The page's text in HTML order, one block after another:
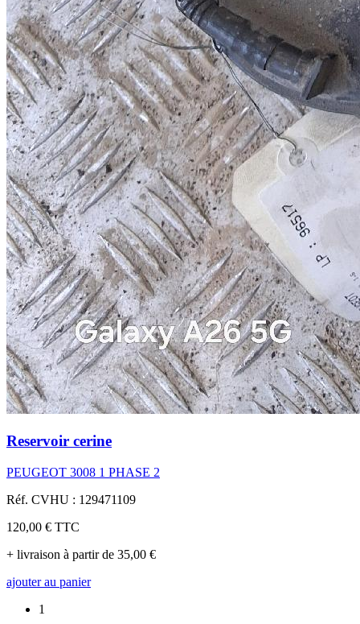
Reservoir cerine
PEUGEOT 3008 1 PHASE 2
Réf. CVHU : 129471109
120,00 € TTC
+ livraison à partir de 35,00 €
ajouter au panier
1